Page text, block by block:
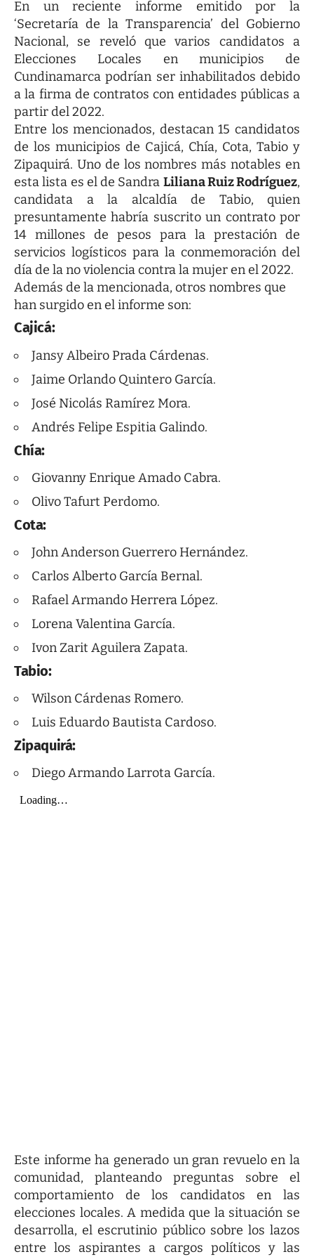
En un reciente informe emitido por la
‘Secretaría de la Transparencia’ del Gobierno
Nacional, se reveló que varios candidatos a
Elecciones Locales en municipios de
Cundinamarca podrían ser inhabilitados debido
a la firma de contratos con entidades públicas a
partir del 2022.
Entre los mencionados, destacan 15 candidatos
de los municipios de Cajicá, Chía, Cota, Tabio y
Zipaquirá. Uno de los nombres más notables en
esta lista es el de Sandra Liliana Ruiz Rodríguez,
candidata a la alcaldía de Tabio, quien
presuntamente habría suscrito un contrato por
14 millones de pesos para la prestación de
servicios logísticos para la conmemoración del
día de la no violencia contra la mujer en el 2022.
Además de la mencionada, otros nombres que
han surgido en el informe son:
Cajicá:
Jansy Albeiro Prada Cárdenas.
Jaime Orlando Quintero García.
José Nicolás Ramírez Mora.
Andrés Felipe Espitia Galindo.
Chía:
Giovanny Enrique Amado Cabra.
Olivo Tafurt Perdomo.
Cota:
John Anderson Guerrero Hernández.
Carlos Alberto García Bernal.
Rafael Armando Herrera López.
Lorena Valentina García.
Ivon Zarit Aguilera Zapata.
Tabio:
Wilson Cárdenas Romero.
Luis Eduardo Bautista Cardoso.
Zipaquirá:
Diego Armando Larrota García.
Este informe ha generado un gran revuelo en la
comunidad, planteando preguntas sobre el
comportamiento de los candidatos en las
elecciones locales. A medida que la situación se
desarrolla, el escrutinio público sobre los lazos
entre los aspirantes a cargos políticos y las